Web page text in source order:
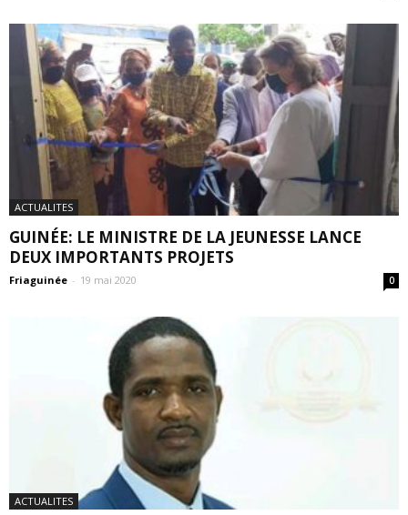
ACTUALITES
GUINÉE: LE MINISTRE DE LA JEUNESSE LANCE
DEUX IMPORTANTS PROJETS
Friaguinée - 19 mai 2020 0
ACTUALITES